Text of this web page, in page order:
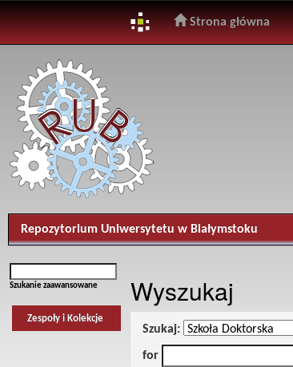
navigation
Strona główna
Repozytorium Uniwersytetu w Białymstoku
Szukanie zaawansowane
Zespoły i Kolekcje
Wyszukaj
Szukaj:
for